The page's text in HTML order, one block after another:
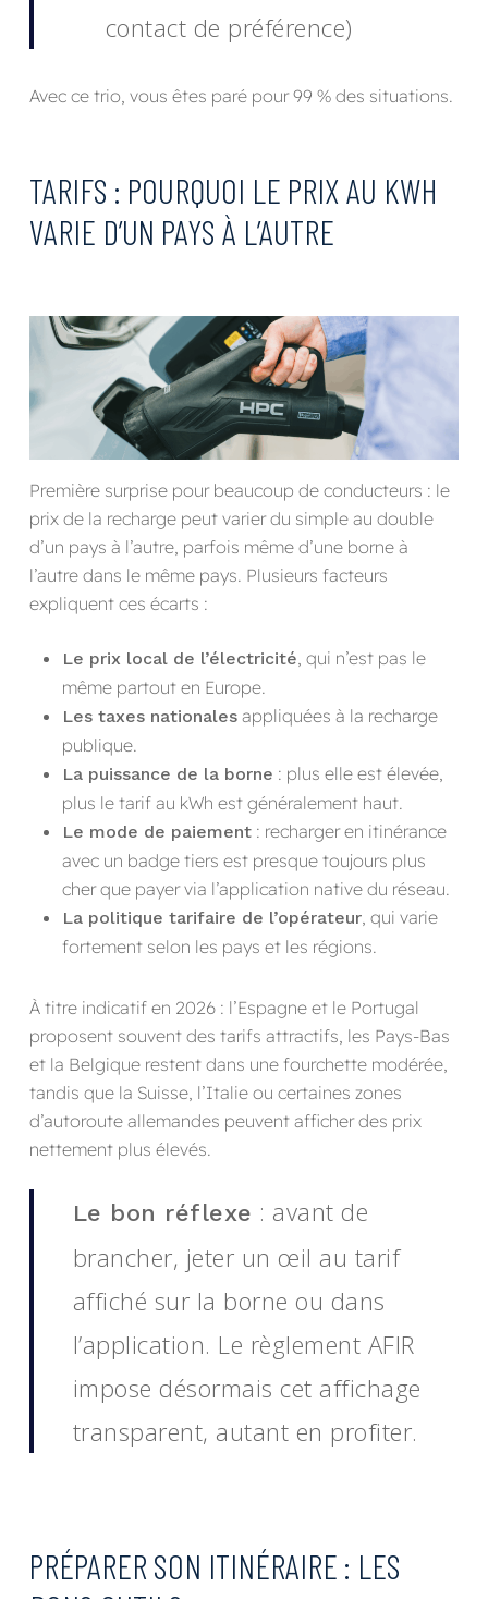
contact de préférence)
Avec ce trio, vous êtes paré pour 99 % des situations.
TARIFS : POURQUOI LE PRIX AU KWH
VARIE D’UN PAYS À L’AUTRE
Première surprise pour beaucoup de conducteurs : le
prix de la recharge peut varier du simple au double
d’un pays à l’autre, parfois même d’une borne à
l’autre dans le même pays. Plusieurs facteurs
expliquent ces écarts :
Le prix local de l’électricité , qui n’est pas le
même partout en Europe.
Les taxes nationalesappliquées à la recharge
publique.
La puissance de la borne : plus elle est élevée,
plus le tarif au kWh est généralement haut.
Le mode de paiement: recharger en itinérance
avec un badge tiers est presque toujours plus
cher que payer via l’application native du réseau.
La politique tarifaire de l’opérateur, qui varie
fortement selon les pays et les régions.
À titre indicatif en 2026 : l’Espagne et le Portugal
proposent souvent des tarifs attractifs, les Pays-Bas
et la Belgique restent dans une fourchette modérée,
tandis que la Suisse, l’Italie ou certaines zones
d’autoroute allemandes peuvent afficher des prix
nettement plus élevés.
Le bon réflexe : avant de
brancher, jeter un œil au tarif
affiché sur la borne ou dans
l’application. Le règlement AFIR
impose désormais cet affichage
transparent, autant en profiter.
PRÉPARER SON ITINÉRAIRE : LES